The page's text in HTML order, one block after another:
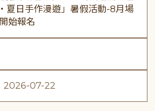
夏日手作漫遊」暑假活動-8月場
始報名
2026-07-22